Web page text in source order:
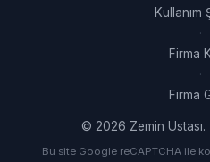
Kullanım
·
Firma
·
Firma
© 2026 Zemin Ustası.
Bu site Google reCAPTCHA ile